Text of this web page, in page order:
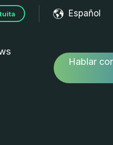
Español
Hablar